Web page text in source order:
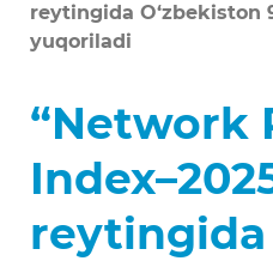
reytingida O‘zbekiston
yuqoriladi
“Network
reytingida